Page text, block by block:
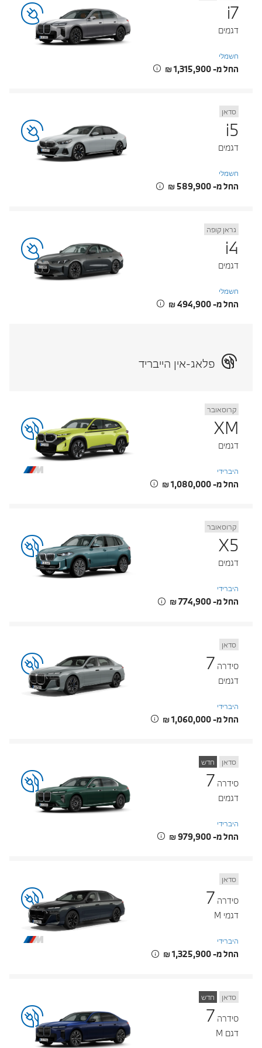
i7
דגמים
חשמלי
החל מ- ‏1,315,900 ‏₪
סדאן
i5
דגמים
חשמלי
החל מ- ‏589,900 ‏₪
גראן קופה
i4
דגמים
חשמלי
החל מ- ‏494,900 ‏₪
פלאג-אין הייבריד
קרוסאובר
XM
דגמים
היברידי
החל מ- ‏1,080,000 ‏₪
קרוסאובר
X5
דגמים
היברידי
החל מ- ‏774,900 ‏₪
סדאן
סידרה7
דגמים
היברידי
החל מ- ‏1,060,000 ‏₪
סדאן חדש
סידרה7
דגמים
היברידי
החל מ- ‏979,900 ‏₪
סדאן
סידרה7
דגמי M
היברידי
החל מ- ‏1,325,900 ‏₪
סדאן חדש
סידרה7
דגם M